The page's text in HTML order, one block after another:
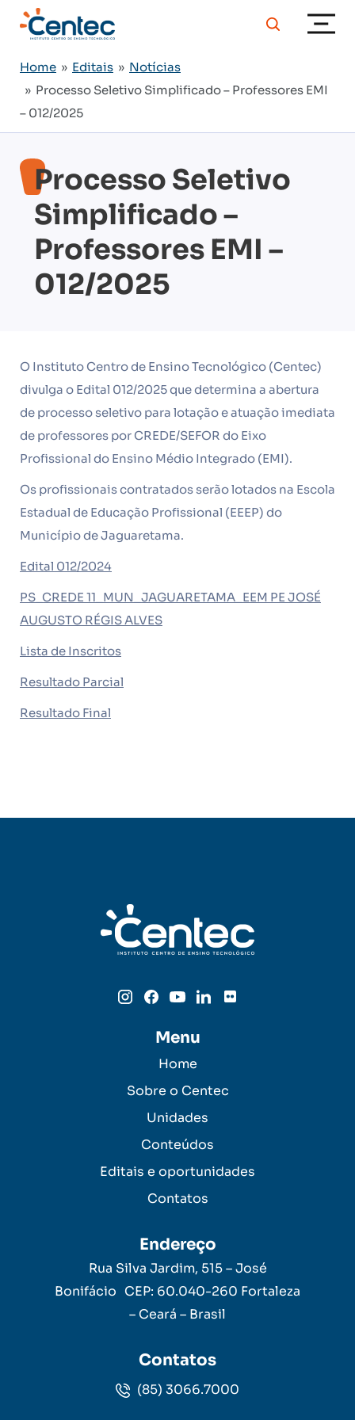
Home » Editais » Notícias
» Processo Seletivo Simplificado – Professores EMI
– 012/2025
Processo Seletivo
Simplificado –
Professores EMI –
012/2025
O Instituto Centro de Ensino Tecnológico (Centec)
divulga o Edital 012/2025 que determina a abertura
de processo seletivo para lotação e atuação imediata
de professores por CREDE/SEFOR do Eixo
Profissional do Ensino Médio Integrado (EMI).
Os profissionais contratados serão lotados na Escola
Estadual de Educação Profissional (EEEP) do
Município de Jaguaretama.
Edital 012/2024
PS_CREDE 11_MUN_JAGUARETAMA_EEM PE JOSÉ
AUGUSTO RÉGIS ALVES
Lista de Inscritos
Resultado Parcial
Resultado Final
Menu
Home
Sobre o Centec
Unidades
Conteúdos
Editais e oportunidades
Contatos
Endereço
Rua Silva Jardim, 515 – José
Bonifácio CEP: 60.040-260 Fortaleza
– Ceará – Brasil
Contatos
(85) 3066.7000